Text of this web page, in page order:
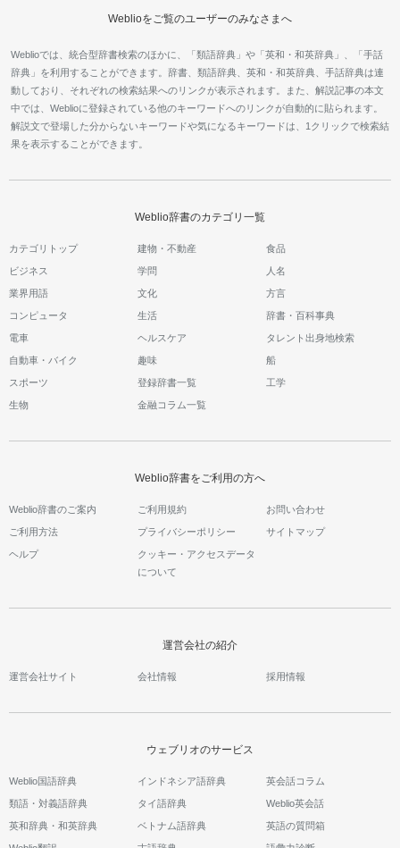
Weblioをご覧のユーザーのみなさまへ
Weblioでは、統合型辞書検索のほかに、「類語辞典」や「英和・和英辞典」、「手話
辞典」を利用することができます。辞書、類語辞典、英和・和英辞典、手話辞典は連
動しており、それぞれの検索結果へのリンクが表示されます。また、解説記事の本文
中では、Weblioに登録されている他のキーワードへのリンクが自動的に貼られます。
解説文で登場した分からないキーワードや気になるキーワードは、1クリックで検索結
果を表示することができます。
Weblio辞書のカテゴリ一覧
カテゴリトップ 建物・不動産 食品
ビジネス 学問 人名
業界用語 文化 方言
コンピュータ 生活 辞書・百科事典
電車 ヘルスケア タレント出身地検索
自動車・バイク 趣味 船
スポーツ 登録辞書一覧 工学
生物 金融コラム一覧
Weblio辞書をご利用の方へ
Weblio辞書のご案内 ご利用規約 お問い合わせ
ご利用方法 プライバシーポリシー サイトマップ
ヘルプ
クッキー・アクセスデータ
について
運営会社の紹介
運営会社サイト 会社情報 採用情報
ウェブリオのサービス
Weblio国語辞典
類語・対義語辞典
英和辞典・和英辞典
インドネシア語辞典
タイ語辞典
ベトナム語辞典
英会話コラム
Weblio英会話
英語の質問箱